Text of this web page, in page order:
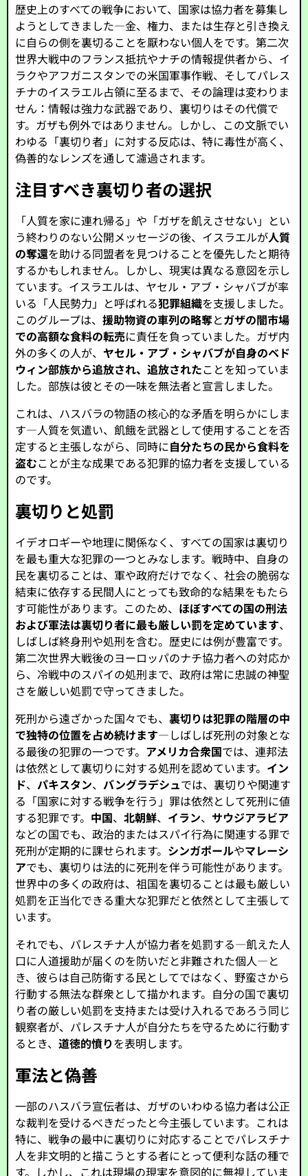
歴史上のすべての戦争において、国家は協力者を募集し
ようとしてきました—金、権力、または生存と引き換え
に自らの側を裏切ることを厭わない個人をです。第二次
世界大戦中のフランス抵抗やナチの情報提供者から、イ
ラクやアフガニスタンでの米国軍事作戦、そしてパレス
チナのイスラエル占領に至るまで、その論理は変わりま
せん：情報は強力な武器であり、裏切りはその代償で
す。ガザも例外ではありません。しかし、この文脈でい
わゆる「裏切り者」に対する反応は、特に毒性が高く、
偽善的なレンズを通して濾過されます。
注目すべき裏切り者の選択
「人質を家に連れ帰る」や「ガザを飢えさせない」とい
う終わりのない公開メッセージの後、イスラエルが人質
の奪還を助ける同盟者を見つけることを優先したと期待
するかもしれません。しかし、現実は異なる意図を示し
ています。イスラエルは、ヤセル・アブ・シャバブが率
いる「人民勢力」と呼ばれる犯罪組織を支援しました。
このグループは、援助物資の車列の略奪とガザの闇市場
での高額な食料の転売に責任を負っていました。ガザ内
外の多くの人が、ヤセル・アブ・シャバブが自身のベド
ウィン部族から追放され、追放されたことを知っていま
した。部族は彼とその一味を無法者と宣言しました。
これは、ハスバラの物語の核心的な矛盾を明らかにしま
す—人質を気遣い、飢餓を武器として使用することを否
定すると主張しながら、同時に自分たちの民から食料を
盗むことが主な成果である犯罪的協力者を支援している
のです。
裏切りと処罰
イデオロギーや地理に関係なく、すべての国家は裏切り
を最も重大な犯罪の一つとみなします。戦時中、自身の
民を裏切ることは、軍や政府だけでなく、社会の脆弱な
結束に依存する民間人にとっても致命的な結果をもたら
す可能性があります。このため、 ほぼすべての国の刑法
および軍法は裏切り者に最も厳しい罰を定めています、
しばしば終身刑や処刑を含む。歴史には例が豊富です。
第二次世界大戦後のヨーロッパのナチ協力者への対応か
ら、冷戦中のスパイの処刑まで、政府は常に忠誠の神聖
さを厳しい処罰で守ってきました。
死刑から遠ざかった国々でも、裏切りは犯罪の階層の中
で独特の位置を占め続けます—しばしば死刑の対象とな
る最後の犯罪の一つです。 アメリカ合衆国では、連邦法
は依然として裏切りに対する処刑を認めています。 イン
ド、パキスタン、バングラデシュでは、裏切りや関連す
る「国家に対する戦争を行う」罪は依然として死刑に値
する犯罪です。 中国、北朝鮮、 イラン、サウジアラビア
などの国でも、政治的またはスパイ行為に関連する罪で
死刑が定期的に課せられます。 シンガポールやマレーシ
アでも、裏切りは法的に死刑を伴う可能性があります。
世界中の多くの政府は、祖国を裏切ることは最も厳しい
処罰を正当化できる重大な犯罪だと依然として主張して
います。
それでも、パレスチナ人が協力者を処罰する—飢えた人
口に人道援助が届くのを防いだと非難された個人—と
き、彼らは自己防衛する民としてではなく、野蛮さから
行動する無法な群衆として描かれます。自分の国で裏切
り者の厳しい処罰を支持または受け入れるであろう同じ
観察者が、パレスチナ人が自分たちを守るために行動す
るとき、道徳的憤りを表明します。
軍法と偽善
一部のハスバラ宣伝者は、ガザのいわゆる協力者は公正
な裁判を受けるべきだったと今主張しています。これは
特に、戦争の最中に裏切りに対応することでパレスチナ
人を非文明的と描こうとする者にとって便利な話の種で
す。しかし、これは現場の現実を意図的に無視していま